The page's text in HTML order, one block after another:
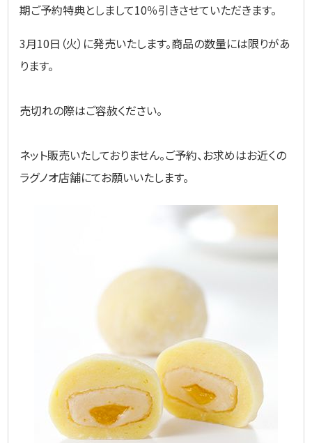
期ご予約特典としまして10％引きさせていただきます。
3月10日（火）に発売いたします。商品の数量には限りがあ
ります。
売切れの際はご容赦ください。
ネット販売いたしておりません。ご予約、お求めはお近くの
ラグノオ店舗にてお願いいたします。